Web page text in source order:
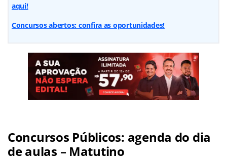
aqui!
Concursos abertos: confira as oportunidades!
Concursos Públicos: agenda do dia
de aulas – Matutino